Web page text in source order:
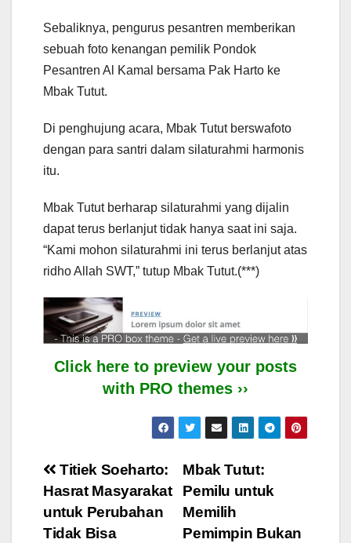
Sebaliknya, pengurus pesantren memberikan
sebuah foto kenangan pemilik Pondok
Pesantren Al Kamal bersama Pak Harto ke
Mbak Tutut.
Di penghujung acara, Mbak Tutut berswafoto
dengan para santri dalam silaturahmi harmonis
itu.
Mbak Tutut berharap silaturahmi yang dijalin
dapat terus berlanjut tidak hanya saat ini saja.
“Kami mohon silaturahmi ini terus berlanjut atas
ridho Allah SWT,” tutup Mbak Tutut.(***)
Click here to preview your posts
with PRO themes ››
Post
navigation
Mbak Tutut:
Pemilu untuk
Memilih
Pemimpin Bukan
Titiek Soeharto:
Hasrat Masyarakat
untuk Perubahan
Tidak Bisa